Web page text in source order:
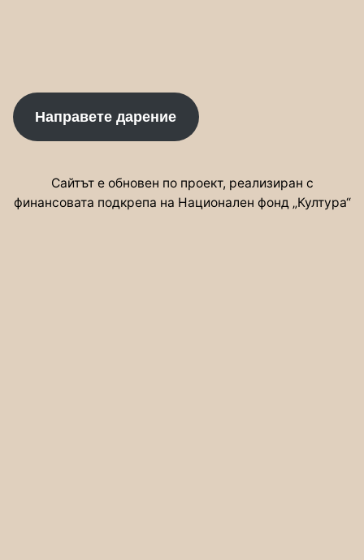
Направете дарение
Сайтът е обновен по проект, реализиран с
финансовата подкрепа на Национален фонд „Култура“